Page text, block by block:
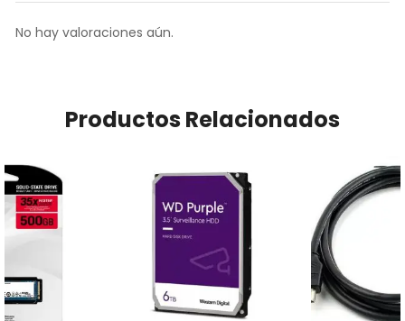
No hay valoraciones aún.
Productos Relacionados